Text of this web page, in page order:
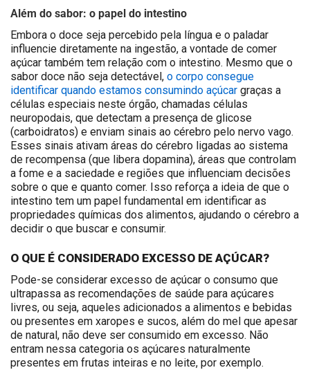
Além do sabor: o papel do intestino
Embora o doce seja percebido pela língua e o paladar
influencie diretamente na ingestão, a vontade de comer
açúcar também tem relação com o intestino. Mesmo que o
sabor doce não seja detectável, o corpo consegue
identificar quando estamos consumindo açúcar graças a
células especiais neste órgão, chamadas células
neuropodais, que detectam a presença de glicose
(carboidratos) e enviam sinais ao cérebro pelo nervo vago.
Esses sinais ativam áreas do cérebro ligadas ao sistema
de recompensa (que libera dopamina), áreas que controlam
a fome e a saciedade e regiões que influenciam decisões
sobre o que e quanto comer. Isso reforça a ideia de que o
intestino tem um papel fundamental em identificar as
propriedades químicas dos alimentos, ajudando o cérebro a
decidir o que buscar e consumir.
O QUE É CONSIDERADO EXCESSO DE AÇÚCAR?
Pode-se considerar excesso de açúcar o consumo que
ultrapassa as recomendações de saúde para açúcares
livres, ou seja, aqueles adicionados a alimentos e bebidas
ou presentes em xaropes e sucos, além do mel que apesar
de natural, não deve ser consumido em excesso. Não
entram nessa categoria os açúcares naturalmente
presentes em frutas inteiras e no leite, por exemplo.